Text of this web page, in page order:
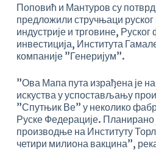
Поповић и Мантуров су
предложили стручњаци
индустрије и трговине,
инвестиција, Института
компаније ”Генеријум”.
”Ова Мапа пута израђена је
искуства у успостављању
”Спутњик Ве” у неколико
Руске Федерације. Планирано
производње на Институту
четири милиона вакцина”,